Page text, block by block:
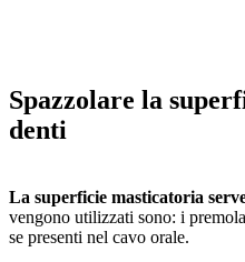
Spazzolare la
denti
La superficie masticatoria
vengono utilizzati sono: i
se presenti nel cavo orale.